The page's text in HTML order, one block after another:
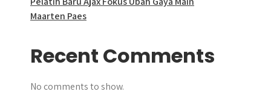
Maarten Paes
Recent Comments
No comments to show.